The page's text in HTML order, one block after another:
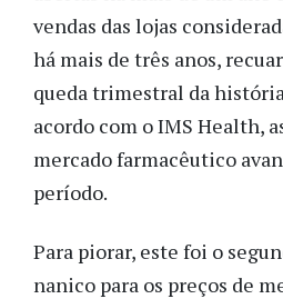
vendas das lojas
há mais de três anos,
queda trimestral da
acordo com o IMS Health,
mercado farmacêutico
período.
Para piorar, este foi o
nanico para os preços de